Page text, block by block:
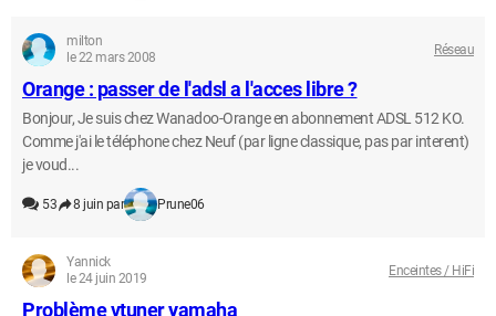
milton
le 22 mars 2008
Réseau
Orange : passer de l'adsl a l'acces libre ?
Bonjour, Je suis chez Wanadoo-Orange en abonnement ADSL 512 KO.
Comme j'ai le téléphone chez Neuf (par ligne classique, pas par interent)
je voud...
53 8 juin par Prune06
Yannick
le 24 juin 2019
Enceintes / HiFi
Problème vtuner yamaha